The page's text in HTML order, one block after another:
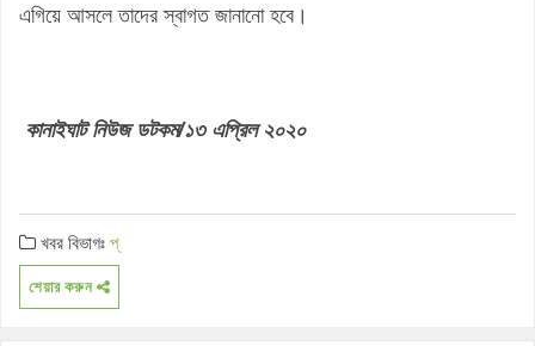
এগিয়ে আসলে তাদের স্বাগত জানানো হবে।
কানাইঘাট নিউজ ডটকম/১৩ এপ্রিল ২০২০
খবর বিভাগঃপ্
শেয়ার করুন